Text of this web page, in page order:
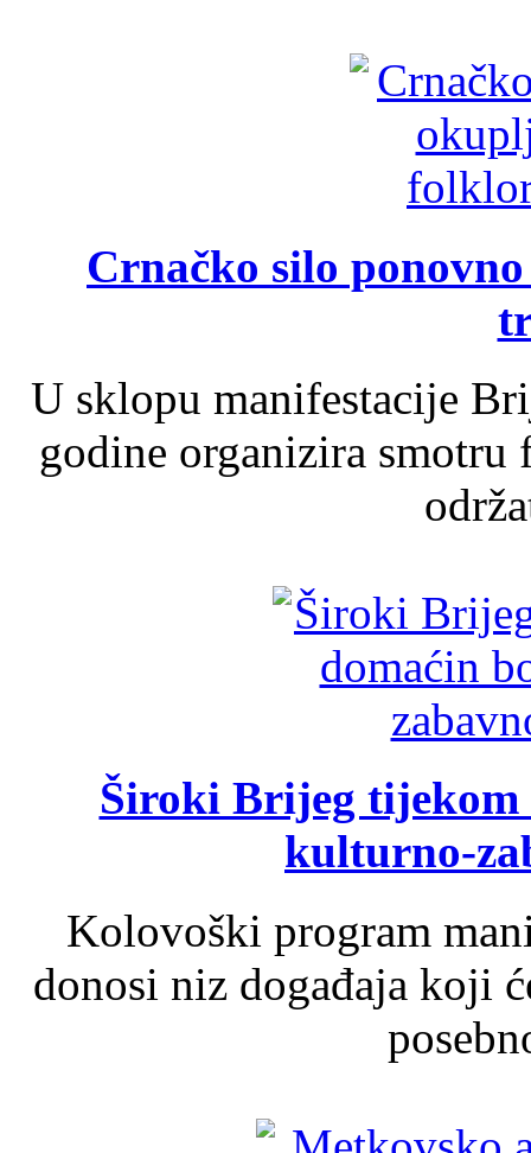
Crnačko silo
U sklopu manifestacije
godine organizira
Široki Brijeg tijekom
kulturno-
Kolovoški program
donosi niz događaja koji